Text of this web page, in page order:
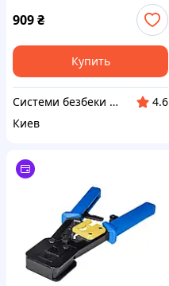
типу (74-00117)
909₴
Купить
Системи безбеки Айгвард
4.6
Киев